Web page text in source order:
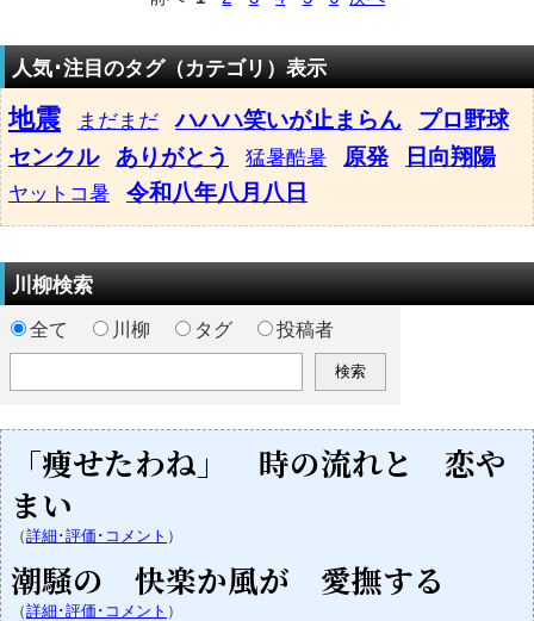
人気･注目のタグ（カテゴリ）表示
地震 まだまだ ハハハ笑いが止まらん
プロ野球
センクル
ありがとう 猛暑酷暑 原発 日向翔陽
ヤットコ暑 令和八年八月八日
川柳検索
全て 川柳 タグ 投稿者
「痩せたわね」 時の流れと 恋や
まい
（詳細･評価･コメント ）
潮騒の 快楽か風が 愛撫する
（詳細･評価･コメント ）